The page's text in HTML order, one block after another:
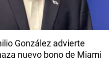
González advierte
nuevo bono de Miami